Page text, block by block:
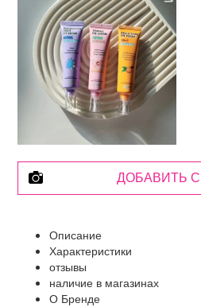
ДОБАВИТЬ
Описание
Характеристики
отзывы
наличие в магазинах
О Бренде